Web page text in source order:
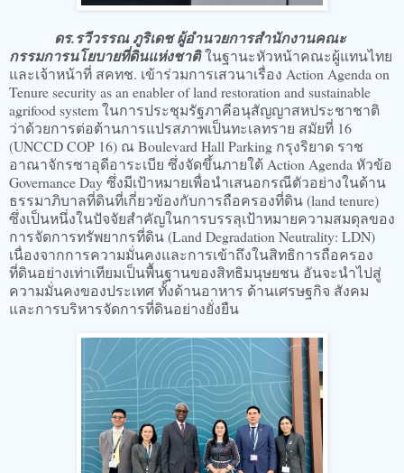
ดร.รวีวรรณ ภูริเดช ผู้อำนวยการสำนักงานคณะ
กรรมการนโยบายที่ดินแห่งชาติในฐานะหัวหน้าคณะผู้แทนไทย
และเจ้าหน้าที่ สคทช. เข้าร่วมการเสวนาเรื่อง Action Agenda on
Tenure security as an enabler of land restoration and sustainable
agrifood system ในการประชุมรัฐภาคีอนุสัญญาสหประชาชาติ
ว่าด้วยการต่อต้านการแปรสภาพเป็นทะเลทราย สมัยที่ 16
(UNCCD COP 16) ณ Boulevard Hall Parking กรุงริยาด ราช
อาณาจักรซาอุดีอาระเบีย ซึ่งจัดขึ้นภายใต้ Action Agenda หัวข้อ
Governance Day ซึ่งมีเป้าหมายเพื่อนำเสนอกรณีตัวอย่างในด้าน
ธรรมาภิบาลที่ดินที่เกี่ยวข้องกับการถือครองที่ดิน (land tenure)
ซึ่งเป็นหนึ่งในปัจจัยสำคัญในการบรรลุเป้าหมายความสมดุลของ
การจัดการทรัพยากรที่ดิน (Land Degradation Neutrality: LDN)
เนื่องจากการความมั่นคงและการเข้าถึงในสิทธิการถือครอง
ที่ดินอย่างเท่าเทียมเป็นพื้นฐานของสิทธิมนุษยชน อันจะนำไปสู่
ความมั่นคงของประเทศ ทั้งด้านอาหาร ด้านเศรษฐกิจ สังคม
และการบริหารจัดการที่ดินอย่างยั่งยืน